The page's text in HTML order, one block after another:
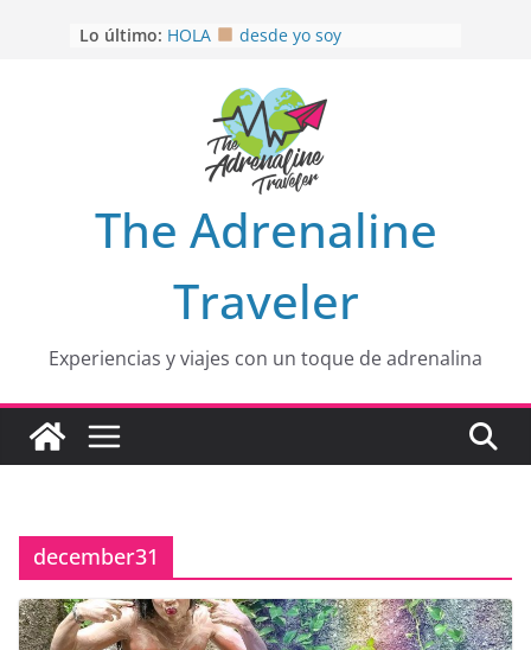
Lo último: HOLA
desde yo soy
EL SENDERO DEL CACAO: Excelente
opción
HOSPEDAJE AL NATURALSHH !!
OTRA PERSPECTIVA de RÍO EL
MULITO!
The Adrenaline
Traveler
Experiencias y viajes con un toque de adrenalina
december31